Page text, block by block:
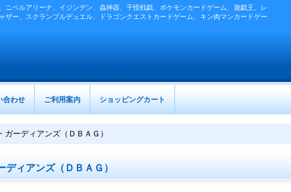
ベルアリーナ、イジンデン、蟲神器、千怪戦戯、ポケモンカードゲーム、遊戯王、レ
ー、スクランブルデュエル、ドラゴンクエストカードゲーム、キン肉マンカードゲー
合わせ ご利用案内 ショッピングカート
ガーディアンズ（ＤＢＡＧ）
ディアンズ（ＤＢＡＧ）